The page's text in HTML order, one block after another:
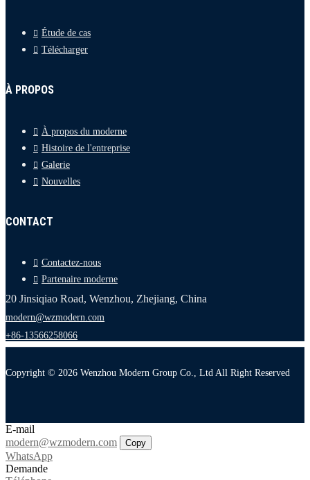
Étude de cas
Télécharger
À PROPOS
À propos du moderne
Histoire de l'entreprise
Galerie
Nouvelles
CONTACT
Contactez-nous
Partenaire moderne
20 Jinsiqiao Road, Wenzhou, Zhejiang, China
modern@wzmodern.com
+86-13566258066
Copyright © 2026 Wenzhou Modern Group Co., Ltd All Right Reserved
E-mail
modern@wzmodern.com
Copy
WhatsApp
Demande